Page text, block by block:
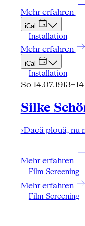
Mehr erfahren
iCal
Installation
Mehr erfahren
iCal
Installation
So 14.07.19
Silke
›Dacă plouă, nu
Mehr erfahren
Film Screening
Mehr erfahren
Film Screening